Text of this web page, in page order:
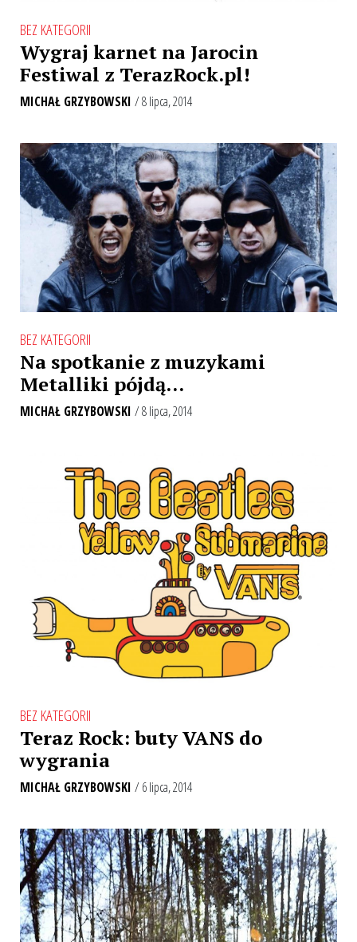
BEZ KATEGORII
Wygraj karnet na Jarocin
Festiwal z TerazRock.pl!
MICHAŁ GRZYBOWSKI / 8 lipca, 2014
BEZ KATEGORII
Na spotkanie z muzykami
Metalliki pójdą…
MICHAŁ GRZYBOWSKI / 8 lipca, 2014
BEZ KATEGORII
Teraz Rock: buty VANS do
wygrania
MICHAŁ GRZYBOWSKI / 6 lipca, 2014